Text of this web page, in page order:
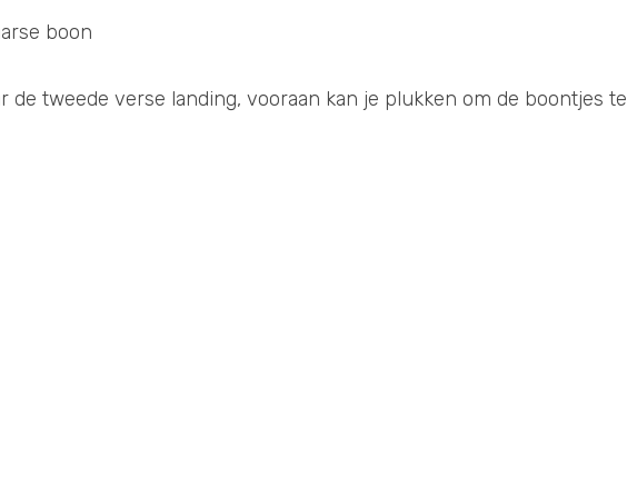
boon
de tweede verse landing, vooraan kan je plukken om de boontjes te